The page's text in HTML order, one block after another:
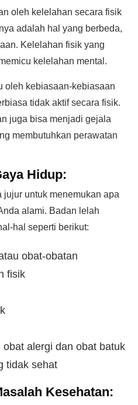
oleh kelelahan secara fisik
adalah hal yang berbeda,
Kelelahan fisik yang
kelelahan mental.
oleh kebiasaan-kebiasaan
tidak aktif secara fisik.
juga bisa menjadi gejala
membutuhkan perawatan
Hidup:
untuk menemukan apa
alami. Badan lelah
hal seperti berikut:
obat-obatan
fisik
alergi dan obat batuk
tidak sehat
Kesehatan: